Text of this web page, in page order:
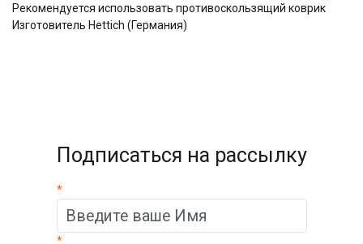
Рекомендуется использовать противоскользящий коврик
Изготовитель Hettich (Германия)
Подписаться на рассылку
*
*